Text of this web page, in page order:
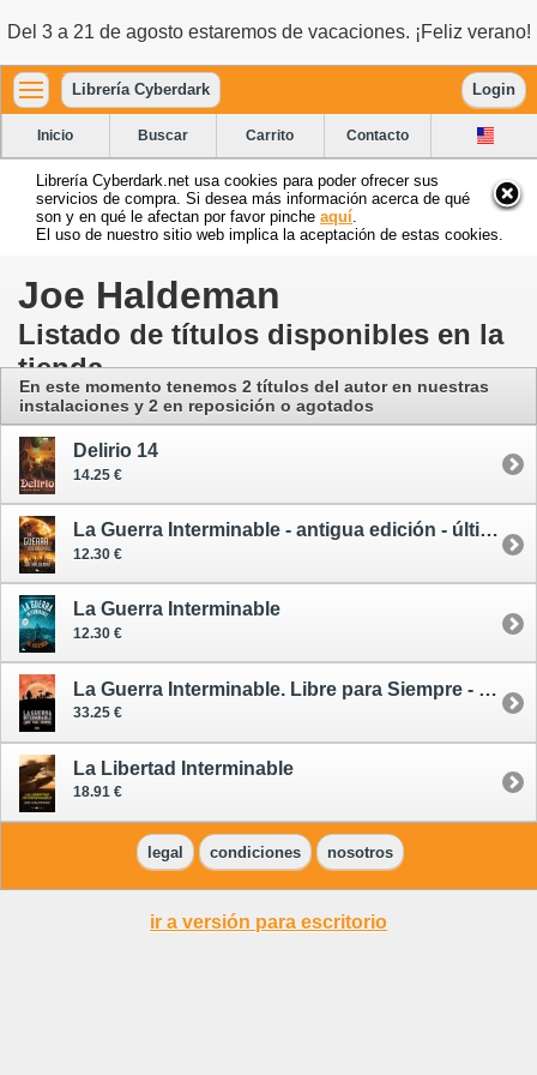
Del 3 a 21 de agosto estaremos de vacaciones. ¡Feliz verano!
Librería Cyberdark Login
Inicio Buscar Carrito Contacto
Librería Cyberdark.net usa cookies para poder ofrecer sus
servicios de compra. Si desea más información acerca de qué
son y en qué le afectan por favor pinche aquí
El uso de nuestro sitio web implica la aceptación de estas cookies.
Joe Haldeman
Listado de títulos disponibles en la
tienda
En este momento tenemos 2 títulos del autoren nuestras
instalaciones y 2 en reposición o agotados
Delirio 14
14.25 €
La Guerra Interminable - antigua edición - último ejemplar
12.30 €
La Guerra Interminable
12.30 €
La Guerra Interminable. Libre para Siempre - cómic
33.25 €
La Libertad Interminable
18.91 €
legal condiciones nosotros
ir a versión para escritorio